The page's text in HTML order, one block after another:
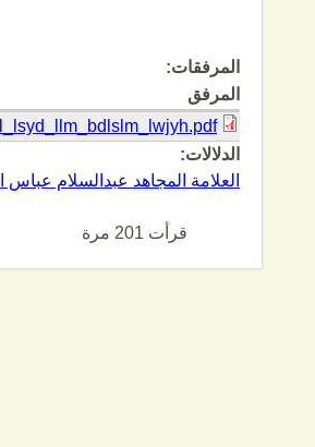
المرفقات:
المرفق
الدلالات:
العلامة المجاهد عبدالسلام عباس
قرأت 201 مرة